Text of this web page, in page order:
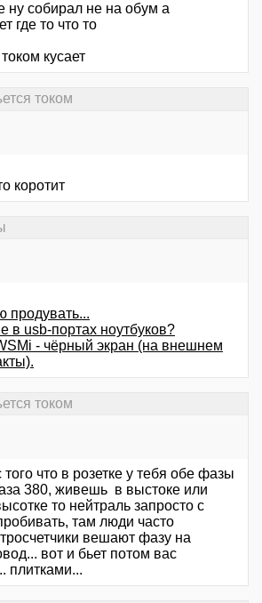
собирал не на обум а
где то что то
кусает
током
коротит
продувать...
в usb-портах ноутбуков?
- чёрный экран (на внешнем
током
что в розетке у тебя обе фазы
380, живешь в выстоке или
то нейтраль запросто с
там люди часто
вешают фазу на
вот и бьет потом вас
плитками...